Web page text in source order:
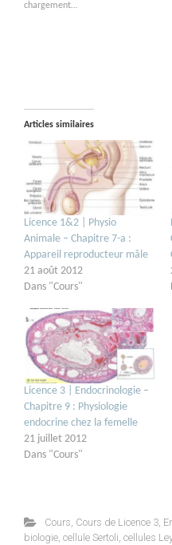
chargement…
Articles similaires
Licence 1&2 | Physio
Animale – Chapitre 7-a :
Appareil reproducteur mâle
21 août 2012
Dans "Cours"
Licence 3 | Endocrinologie –
Chapitre 9 : Physiologie
endocrine chez la femelle
21 juillet 2012
Dans "Cours"
Cours Cours de Licence 3,
biologie cellule Sertoli cellules